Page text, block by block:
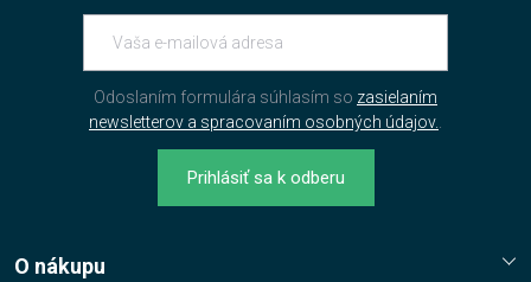
Odoslaním formulára súhlasím so zasielaním
newsletterov a spracovaním osobných údajov.
Prihlásiť sa k odberu
O nákupu